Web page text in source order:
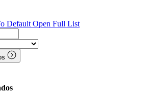
Default Open Full List